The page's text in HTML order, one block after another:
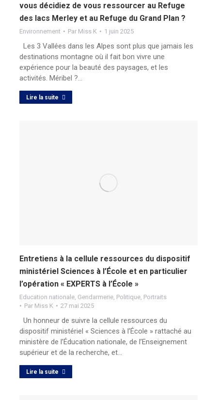
vous décidiez de vous ressourcer au Refuge
des lacs Merley et au Refuge du Grand Plan ?
Environnement Par Miss K 1 juin 2025
Les 3 Vallées dans les Alpes sont plus que jamais les
destinations montagne où il fait bon vivre une
expérience pour la beauté des paysages, et les
activités. Méribel ?…
Lire la suite
Entretiens à la cellule ressources du dispositif
ministériel Sciences à l’École et en particulier
l’opération « EXPERTS à l’École »
Education nationale, Gendarmerie, Politique, Portraits
Par Miss K 27 mai 2025
Un honneur de suivre la cellule ressources du
dispositif ministériel « Sciences à l’École » rattaché au
ministère de l’Éducation nationale, de l’Enseignement
supérieur et de la recherche, et…
Lire la suite